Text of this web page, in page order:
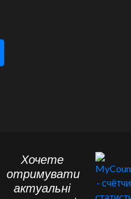
Хочете
отримувати
актуальні